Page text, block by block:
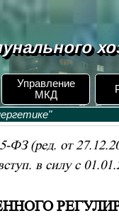
Управление
МКД
(ред. от
в силу с